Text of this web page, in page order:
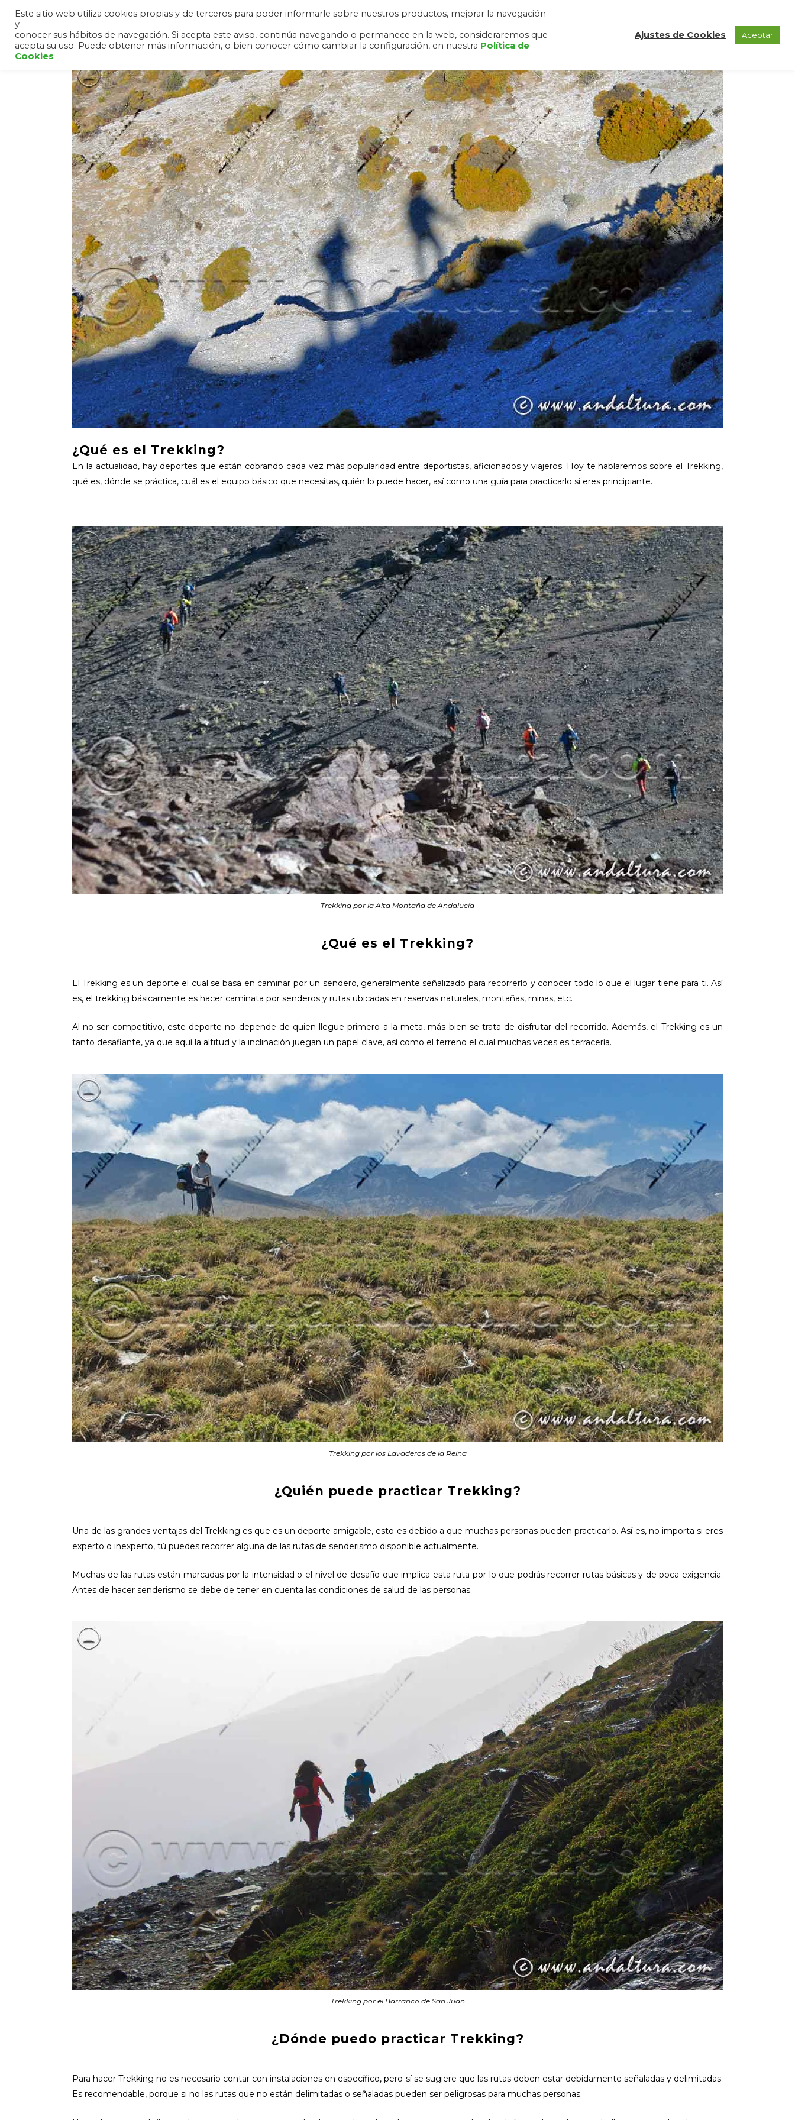
HOME ANDALUCÍA SIERRA NEVADA ALHAMBRA Y GENERALIFE RUTAS CONTACTO
¿Qué es el Trekking?
En la actualidad, hay deportes que están cobrando cada vez más popularidad entre deportistas, aficionados y viajeros. Hoy te hablaremos sobre el Trekking,
qué es, dónde se práctica, cuál es el equipo básico que necesitas, quién lo puede hacer, así como una guía para practicarlo si eres principiante.
Trekking por la Alta Montaña de Andalucía
¿Qué es el Trekking?
El Trekking es un deporte el cual se basa en caminar por un sendero, generalmente señalizado para recorrerlo y conocer todo lo que el lugar tiene para ti. Así
es, el trekking básicamente es hacer caminata por senderos y rutas ubicadas en reservas naturales, montañas, minas, etc.
Al no ser competitivo, este deporte no depende de quien llegue primero a la meta, más bien se trata de disfrutar del recorrido. Además, el Trekking es un
tanto desafiante, ya que aquí la altitud y la inclinación juegan un papel clave, así como el terreno el cual muchas veces es terracería.
Trekking por los Lavaderos de la Reina
¿Quién puede practicar Trekking?
Una de las grandes ventajas del Trekking es que es un deporte amigable, esto es debido a que muchas personas pueden practicarlo. Así es, no importa si eres
experto o inexperto, tú puedes recorrer alguna de las rutas de senderismo disponible actualmente.
Muchas de las rutas están marcadas por la intensidad o el nivel de desafío que implica esta ruta por lo que podrás recorrer rutas básicas y de poca exigencia.
Antes de hacer senderismo se debe de tener en cuenta las condiciones de salud de las personas.
Trekking por el Barranco de San Juan
¿Dónde puedo practicar Trekking?
Para hacer Trekking no es necesario contar con instalaciones en específico, pero sí se sugiere que las rutas deben estar debidamente señaladas y delimitadas.
Es recomendable, porque si no las rutas que no están delimitadas o señaladas pueden ser peligrosas para muchas personas.
Este sitio web utiliza cookies propias y de terceros para poder informarle sobre nuestros productos, mejorar la navegación
y
conocer sus hábitos de navegación. Si acepta este aviso, continúa navegando o permanece en la web, consideraremos que
acepta su uso. Puede obtener más información, o bien conocer cómo cambiar la configuración, en nuestra Política de
Cookies
Ajustes de Cookies Aceptar